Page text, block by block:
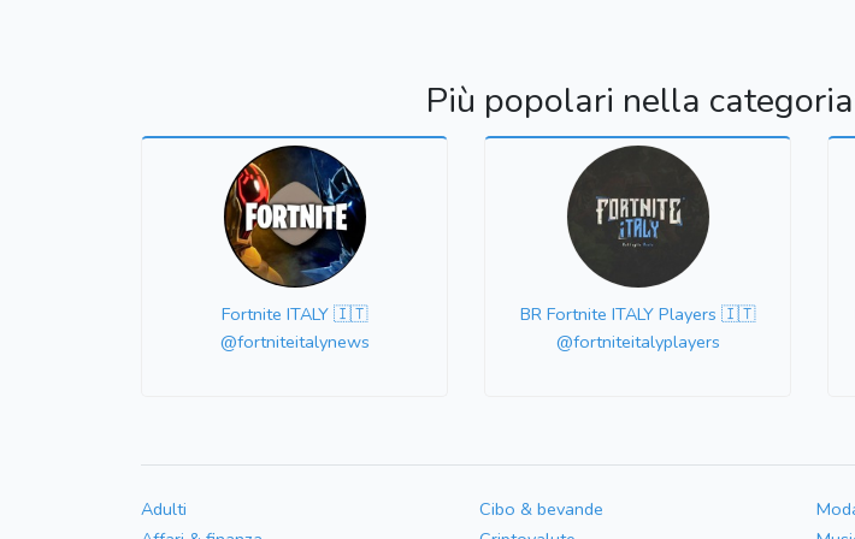
Più popolari nella
Fortnite ITALY 🇮🇹
@fortniteitalynews
BR Fortnite ITALY Players 🇮🇹
@fortniteitalyplayers
Adulti
Cibo & bevande